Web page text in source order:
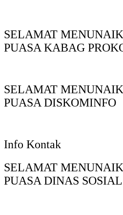
SELAMAT
PUASA KABAG
SELAMAT
PUASA DISKOMINFO
Info Kontak
SELAMAT
PUASA DINAS SOSIAL